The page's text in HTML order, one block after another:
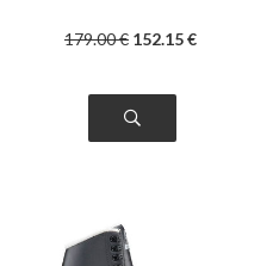
179.00€ 152.15€